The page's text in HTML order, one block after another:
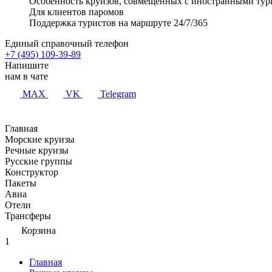
Для клиентов паромов
Поддержка туристов на маршруте 24/7/365
Единый справочный телефон
+7 (495) 109-39-89
Напишите
нам в чате
MAX
VK Telegram
Главная
Морские круизы
Речные круизы
Русские группы
Конструктор
Пакеты
Авиа
Отели
Трансферы
Корзина
1
Главная